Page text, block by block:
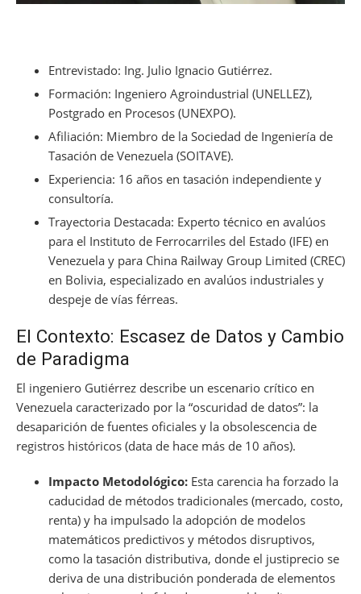
Entrevistado: Ing. Julio Ignacio Gutiérrez.
Formación: Ingeniero Agroindustrial (UNELLEZ),
Postgrado en Procesos (UNEXPO).
Afiliación: Miembro de la Sociedad de Ingeniería de
Tasación de Venezuela (SOITAVE).
Experiencia: 16 años en tasación independiente y
consultoría.
Trayectoria Destacada: Experto técnico en avalúos
para el Instituto de Ferrocarriles del Estado (IFE) en
Venezuela y para China Railway Group Limited (CREC)
en Bolivia, especializado en avalúos industriales y
despeje de vías férreas.
El Contexto: Escasez de Datos y Cambio
de Paradigma
El ingeniero Gutiérrez describe un escenario crítico en
Venezuela caracterizado por la “oscuridad de datos”: la
desaparición de fuentes oficiales y la obsolescencia de
registros históricos (data de hace más de 10 años).
Impacto Metodológico: Esta carencia ha forzado la
caducidad de métodos tradicionales (mercado, costo,
renta) y ha impulsado la adopción de modelos
matemáticos predictivos y métodos disruptivos,
como la tasación distributiva, donde el justiprecio se
deriva de una distribución ponderada de elementos